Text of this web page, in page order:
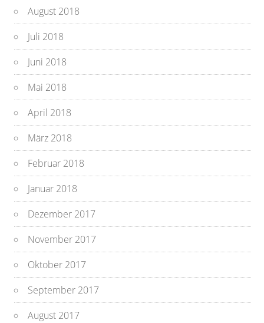
August 2018
Juli 2018
Juni 2018
Mai 2018
April 2018
März 2018
Februar 2018
Januar 2018
Dezember 2017
November 2017
Oktober 2017
September 2017
August 2017